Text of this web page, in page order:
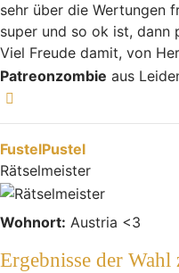
sehr über die Wertungen
super und so ok ist, dann
Viel Freude damit, von
Patreonzombie aus
FustelPustel
Rätselmeister
Wohnort: Austria <3
Ergebnisse der Wahl